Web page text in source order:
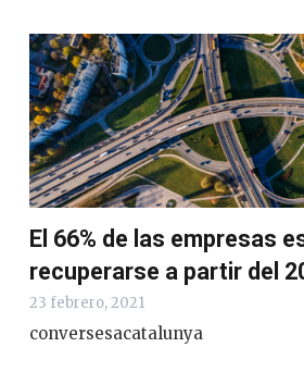
El 66% de las empresas
recuperarse a partir del
23 febrero, 2021
conversesacatalunya